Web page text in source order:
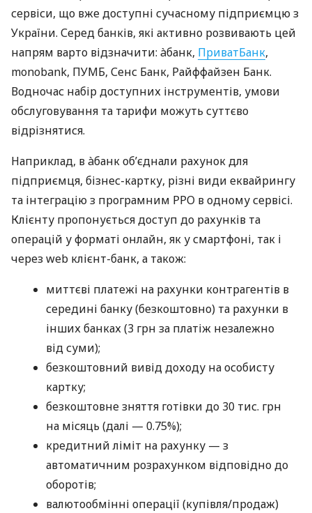
сервіси, що вже доступні сучасному підприємцю з
України. Серед банків, які активно розвивають цей
напрям варто відзначити: àбанк, ПриватБанк,
monobank, ПУМБ, Сенс Банк, Райффайзен Банк.
Водночас набір доступних інструментів, умови
обслуговування та тарифи можуть суттєво
відрізнятися.
Наприклад, в àбанк об’єднали рахунок для
підприємця, бізнес-картку, різні види еквайрингу
та інтеграцію з програмним РРО в одному сервісі.
Клієнту пропонується доступ до рахунків та
операцій у форматі онлайн, як у смартфоні, так і
через web клієнт-банк, а також:
миттєві платежі на рахунки контрагентів в
середині банку (безкоштовно) та рахунки в
інших банках (3 грн за платіж незалежно
від суми);
безкоштовний вивід доходу на особисту
картку;
безкоштовне зняття готівки до 30 тис. грн
на місяць (далі — 0.75%);
кредитний ліміт на рахунку — з
автоматичним розрахунком відповідно до
оборотів;
валютообмінні операції (купівля/продаж)